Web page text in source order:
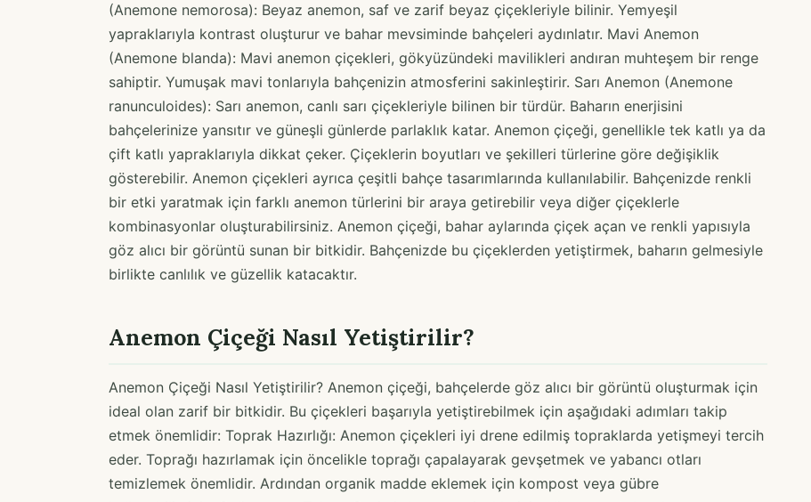
(Anemone nemorosa): Beyaz anemon, saf ve zarif beyaz çiçekleriyle bilinir. Yemyeşil
yapraklarıyla kontrast oluşturur ve bahar mevsiminde bahçeleri aydınlatır. Mavi Anemon
(Anemone blanda): Mavi anemon çiçekleri, gökyüzündeki mavilikleri andıran muhteşem bir renge
sahiptir. Yumuşak mavi tonlarıyla bahçenizin atmosferini sakinleştirir. Sarı Anemon (Anemone
ranunculoides): Sarı anemon, canlı sarı çiçekleriyle bilinen bir türdür. Baharın enerjisini
bahçelerinize yansıtır ve güneşli günlerde parlaklık katar. Anemon çiçeği, genellikle tek katlı ya da
çift katlı yapraklarıyla dikkat çeker. Çiçeklerin boyutları ve şekilleri türlerine göre değişiklik
gösterebilir. Anemon çiçekleri ayrıca çeşitli bahçe tasarımlarında kullanılabilir. Bahçenizde renkli
bir etki yaratmak için farklı anemon türlerini bir araya getirebilir veya diğer çiçeklerle
kombinasyonlar oluşturabilirsiniz. Anemon çiçeği, bahar aylarında çiçek açan ve renkli yapısıyla
göz alıcı bir görüntü sunan bir bitkidir. Bahçenizde bu çiçeklerden yetiştirmek, baharın gelmesiyle
birlikte canlılık ve güzellik katacaktır.
Anemon Çiçeği Nasıl Yetiştirilir?
Anemon Çiçeği Nasıl Yetiştirilir? Anemon çiçeği, bahçelerde göz alıcı bir görüntü oluşturmak için
ideal olan zarif bir bitkidir. Bu çiçekleri başarıyla yetiştirebilmek için aşağıdaki adımları takip
etmek önemlidir: Toprak Hazırlığı: Anemon çiçekleri iyi drene edilmiş topraklarda yetişmeyi tercih
eder. Toprağı hazırlamak için öncelikle toprağı çapalayarak gevşetmek ve yabancı otları
temizlemek önemlidir. Ardından organik madde eklemek için kompost veya gübre